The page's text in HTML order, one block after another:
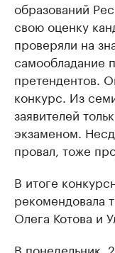
образований
свою оценку
проверяли на
самообладание
претендентов.
конкурс. Из
заявителей
экзаменом.
провал, тоже
В итоге
рекомендовала
Олега Котова и
В понедельник,